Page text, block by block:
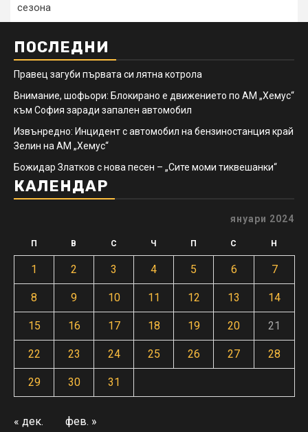
сезона
ПОСЛЕДНИ
Правец загуби първата си лятна котрола
Внимание, шофьори: Блокирано е движението по АМ „Хемус“
към София заради запален автомобил
Извънредно: Инцидент с автомобил на бензиностанция край
Зелин на АМ „Хемус“
Божидар Златков с нова песен – „Сите моми тиквешанки“
КАЛЕНДАР
януари 2024
П В С Ч П С Н
1 2 3 4 5 6 7
8 9 10 11 12 13 14
15 16 17 18 19 20 21
22 23 24 25 26 27 28
29 30 31
« дек. фев. »